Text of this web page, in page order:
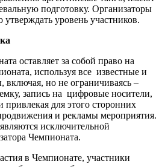
подготовку. Организаторы
утверждать уровень участников.
оставляет за собой право на
используя все известные и
включая, но не ограничиваясь –
запись на цифровые носители,
привлекая для этого сторонних
и рекламы мероприятия.
исключительной
Чемпионата.
в Чемпионате, участники